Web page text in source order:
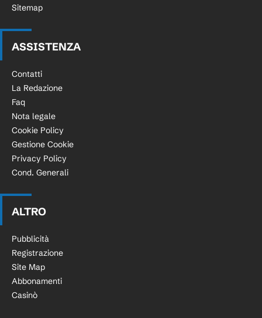
Sitemap
ASSISTENZA
Contatti
La Redazione
Faq
Nota legale
Cookie Policy
Gestione Cookie
Privacy Policy
Cond. Generali
ALTRO
Pubblicità
Registrazione
Site Map
Abbonamenti
Casinò